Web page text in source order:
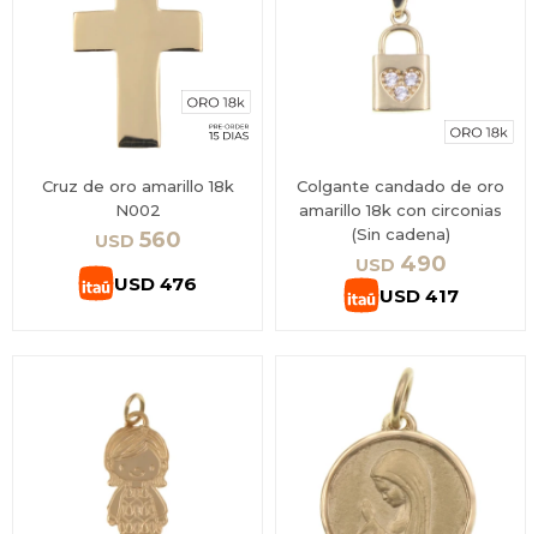
Cruz de oro amarillo 18k
N002
USD 560
USD 476
Colgante candado de oro
amarillo 18k con circonias
(Sin cadena)
USD 490
USD 417